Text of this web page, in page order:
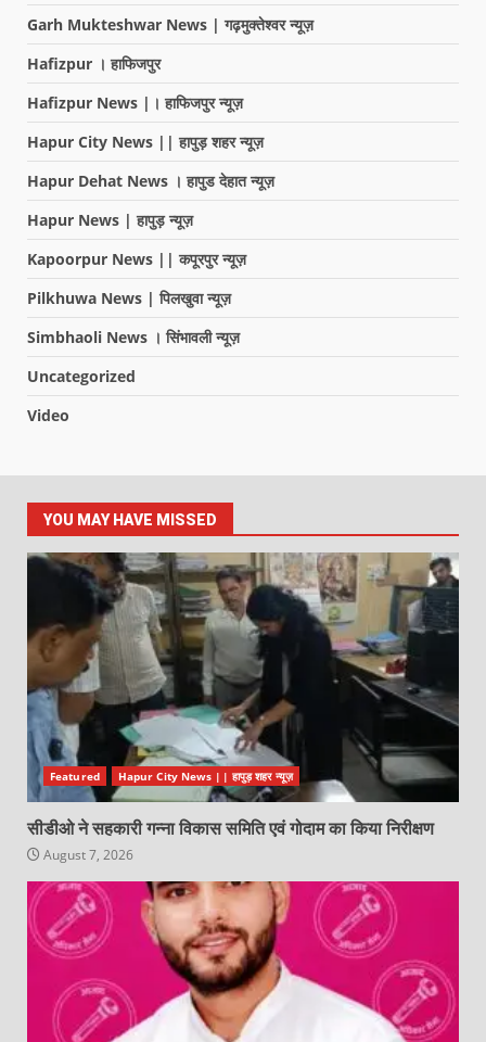
Garh Mukteshwar News | गढ़मुक्तेश्वर न्यूज़
Hafizpur । हाफिजपुर
Hafizpur News |। हाफिजपुर न्यूज़
Hapur City News || हापुड़ शहर न्यूज़
Hapur Dehat News । हापुड देहात न्यूज़
Hapur News | हापुड़ न्यूज़
Kapoorpur News || कपूरपुर न्यूज़
Pilkhuwa News | पिलखुवा न्यूज़
Simbhaoli News । सिंभावली न्यूज़
Uncategorized
Video
YOU MAY HAVE MISSED
Featured Hapur City News || हापुड़ शहर न्यूज़
सीडीओ ने सहकारी गन्ना विकास समिति एवं गोदाम का किया निरीक्षण
August 7, 2026